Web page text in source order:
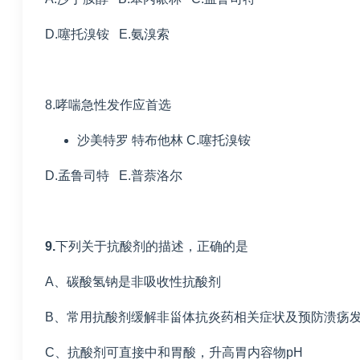
D.噻托溴铵 E.氨溴索
8.哮喘急性发作应首选
沙美特罗 特布他林 C.噻托溴铵
D.孟鲁司特 E.普萘洛尔
9.下列关于抗酸剂的描述，正确的是
A、碳酸氢钠是非吸收性抗酸剂
B、常用抗酸剂缓解非甾体抗炎药相关症状及预防溃疡
C、抗酸剂可直接中和胃酸，升高胃内容物pH